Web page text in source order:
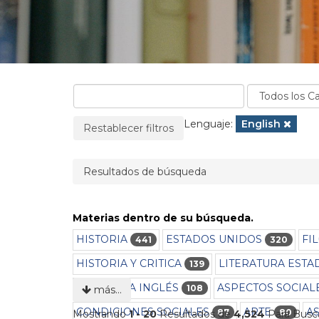
La página se recargará cuando se elimine un filtro.
Restablecer filtros Filtros aplicados:
Lenguaje: Eliminar filtro
English
Resultados de búsqueda
Materias dentro de su búsqueda.
HISTORIA
441 ESTADOS UNIDOS 320
HISTORIA Y CRITICA 139 LITERATURA
EN IDIOMA INGLÉS 108 ASPECTOS
CONDICIONES SOCIALES 87 ARTE 80
más…
Mostrando1 - 20Resultados de4,524Para